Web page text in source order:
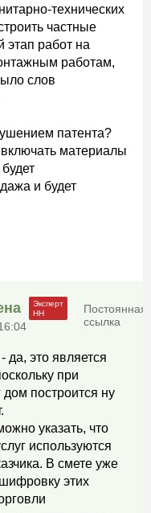
технических
частные
этап работ на
работам,
слов
патента?
материалы
и будет
Постоянная
ссылка
да, это является
при
дом построится ну
указать, что
используются
В смете уже
этих